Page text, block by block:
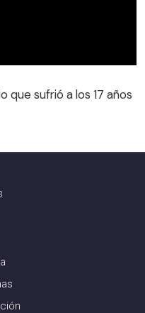
que sufrió a los 17 años